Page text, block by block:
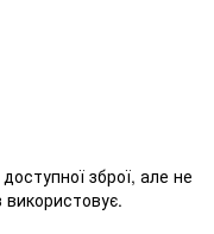
зброї, але не
використовує.